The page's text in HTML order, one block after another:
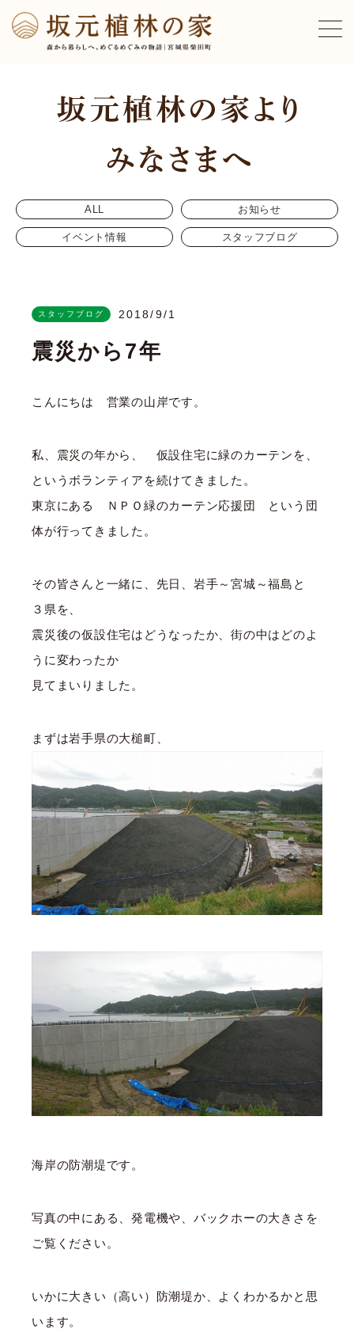
ALL お知らせ
イベント情報 スタッフブログ
スタッフブログ 2018/9/1
震災から7年
こんにちは 営業の山岸です。
私、震災の年から、 仮設住宅に緑のカーテンを、
というボランティアを続けてきました。
東京にある ＮＰＯ緑のカーテン応援団 という団
体が行ってきました。
その皆さんと一緒に、先日、岩手～宮城～福島と
３県を、
震災後の仮設住宅はどうなったか、街の中はどのよ
うに変わったか
見てまいりました。
まずは岩手県の大槌町、
海岸の防潮堤です。
写真の中にある、発電機や、バックホーの大きさを
ご覧ください。
いかに大きい（高い）防潮堤か、よくわかるかと思
います。